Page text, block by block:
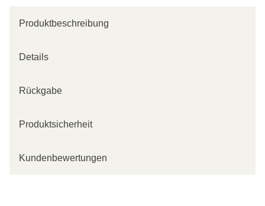
Produktbeschreibung
Details
Rückgabe
Produktsicherheit
Kundenbewertungen